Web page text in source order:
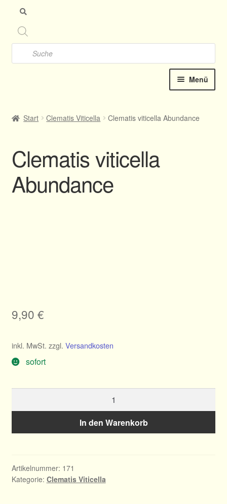
Products
search
Menü
Katalog online 2025
Kontakt
Über uns
Warenkorb
Start Clematis Viticella Clematis viticella Abundance
Clematis viticella
Abundance
9,90 €
inkl. MwSt. zzgl. Versandkosten
sofort
Menge
In den Warenkorb
Artikelnummer: 171
Kategorie: Clematis Viticella